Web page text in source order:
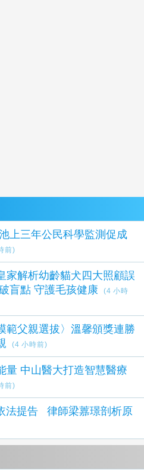
前)
家解析幼齡貓犬四大照顧誤
盲點 守護毛孩健康
(4 小時
範父親選拔〉溫馨頒獎連勝
(4 小時前)
量 中山醫大打造智慧醫療
前)
法提告 律師梁䕒璟剖析原